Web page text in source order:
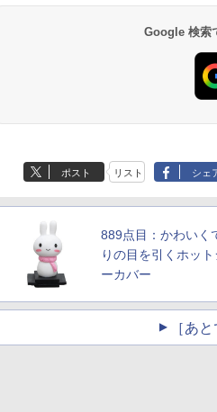
Google 検索
ポスト リスト シェ
889点目：かわいく
りの目を引くホット
ーカバー
［あ